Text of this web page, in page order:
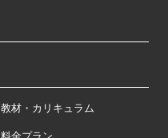
教材・カリキュラム